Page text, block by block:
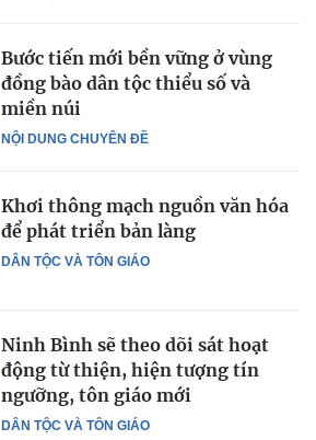
NỘI DUNG CHUYÊN ĐỀ
Bước tiến mới bền vững ở vùng
đồng bào dân tộc thiểu số và
miền núi
DÂN TỘC VÀ TÔN GIÁO
Khơi thông mạch nguồn văn hóa
để phát triển bản làng
DÂN TỘC VÀ TÔN GIÁO
Ninh Bình sẽ theo dõi sát hoạt
động từ thiện, hiện tượng tín
ngưỡng, tôn giáo mới